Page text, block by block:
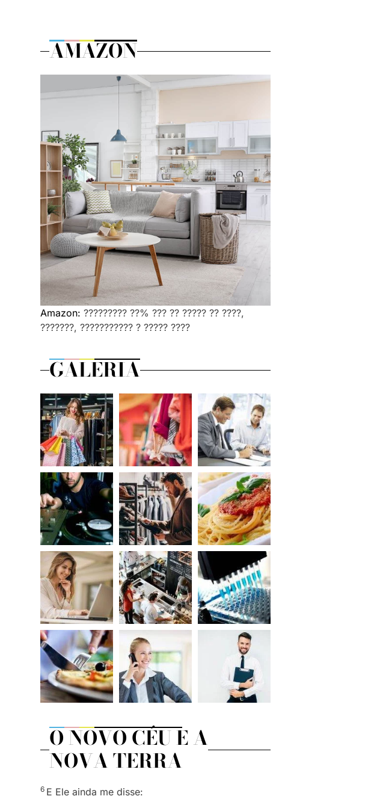
AMAZON
Amazon: ????????? ??% ??? ?? ????? ?? ????,
???????, ??????????? ? ????? ????
GALERIA
O NOVO CÉU E A
NOVA TERRA
6 E Ele ainda me disse: